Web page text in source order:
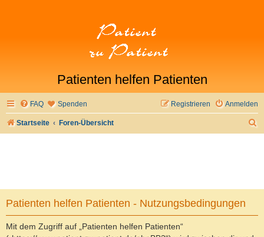
Patienten helfen Patienten
FAQ Spenden Anmelden
Registrieren
Startseite Foren-Übersicht
Patienten helfen Patienten - Nutzungsbedingungen
Mit dem Zugriff auf „Patienten helfen Patienten“